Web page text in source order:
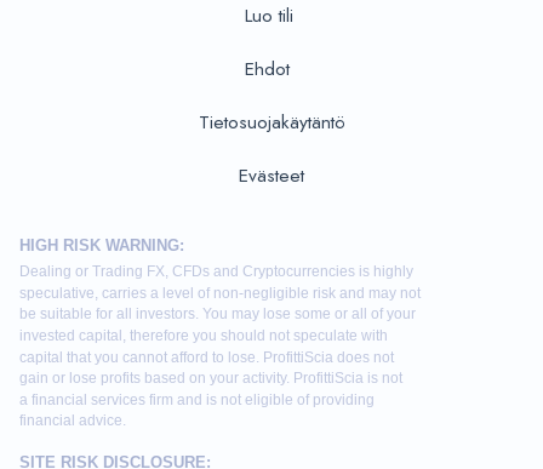
Luo tili
Ehdot
Tietosuojakäytäntö
Evästeet